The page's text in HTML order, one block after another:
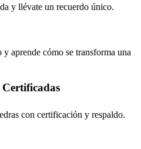
y llévate un recuerdo único.
aprende cómo se transforma una
con certificación y respaldo.